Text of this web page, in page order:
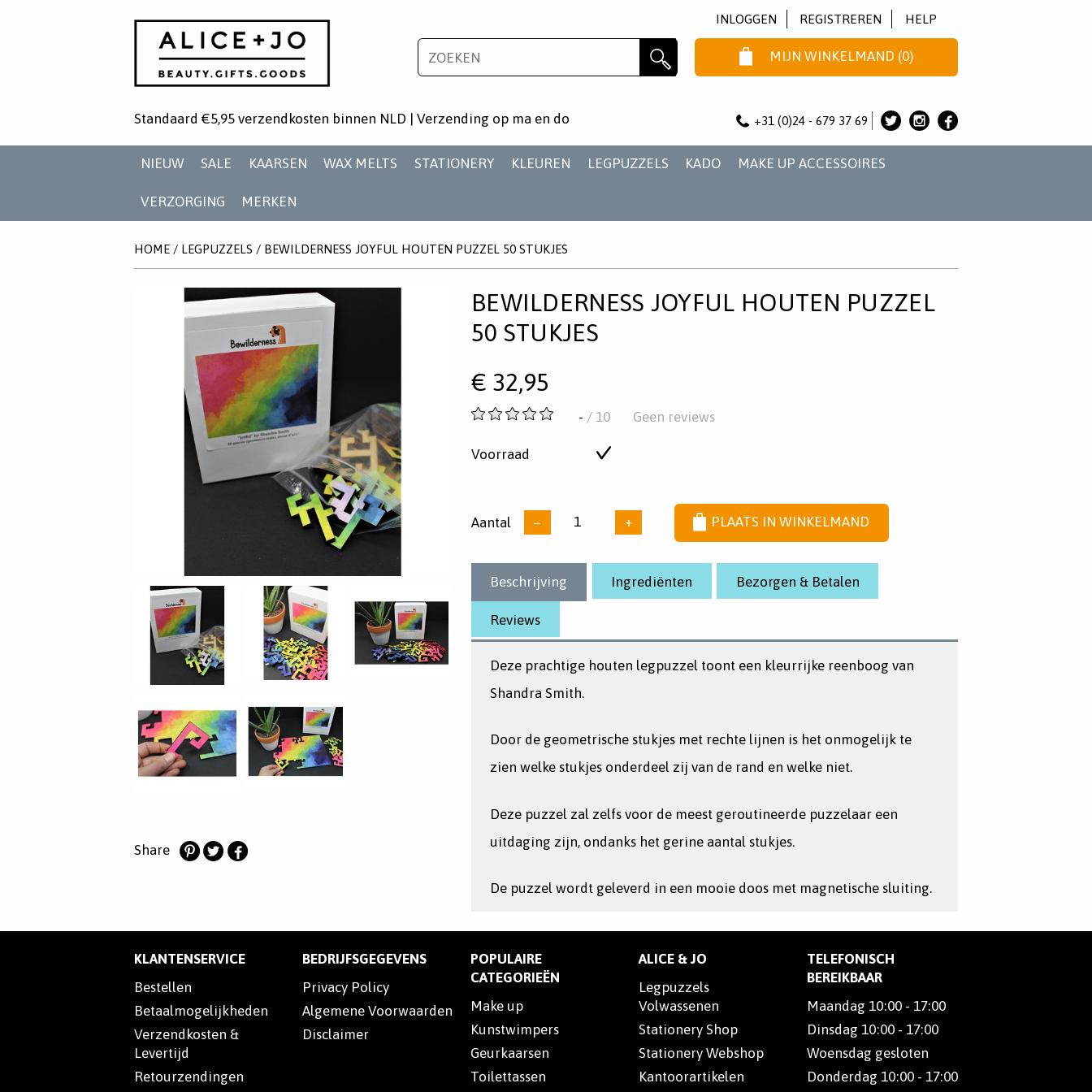
INLOGGEN REGISTREREN HELP
MIJN WINKELMAND (0)
Standaard €5,95 verzendkosten binnen NLD | Verzending op ma en do
+31 (0)24 - 679 37 69
NIEUW SALE KAARSEN WAX MELTS STATIONERY KLEUREN LEGPUZZELS KADO MAKE UP ACCESSOIRES
VERZORGING MERKEN
HOME/ LEGPUZZELS / BEWILDERNESS JOYFUL HOUTEN PUZZEL 50 STUKJES
Share
BEWILDERNESS JOYFUL HOUTEN PUZZEL
50 STUKJES
€ 32,95
-
5
- / 10 Geen reviews
Voorraad
Aantal − + PLAATS IN WINKELMAND
Beschrijving Ingrediënten Bezorgen & Betalen
Reviews
Deze prachtige houten legpuzzel toont een kleurrijke reenboog van
Shandra Smith.
Door de geometrische stukjes met rechte lijnen is het onmogelijk te
zien welke stukjes onderdeel zij van de rand en welke niet.
Deze puzzel zal zelfs voor de meest geroutineerde puzzelaar een
uitdaging zijn, ondanks het gerine aantal stukjes.
De puzzel wordt geleverd in een mooie doos met magnetische sluiting.
NIEUWSBRIEF
Wil je als eerste op de hoogste zijn van het laatste
nieuws en aanbiedingen?
AANMELDEN
KLANTENSERVICE
Bestellen
Betaalmogelijkheden
Verzendkosten &
Levertijd
Retourzendingen
BEDRIJFSGEGEVENS
Privacy Policy
Algemene Voorwaarden
Disclaimer
POPULAIRE
CATEGORIEËN
Make up
Kunstwimpers
Geurkaarsen
Toilettassen
ALICE & JO
Legpuzzels
Volwassenen
Stationery Shop
Stationery Webshop
Kantoorartikelen
TELEFONISCH
BEREIKBAAR
Maandag 10:00 - 17:00
Dinsdag 10:00 - 17:00
Woensdag gesloten
Donderdag 10:00 - 17:00